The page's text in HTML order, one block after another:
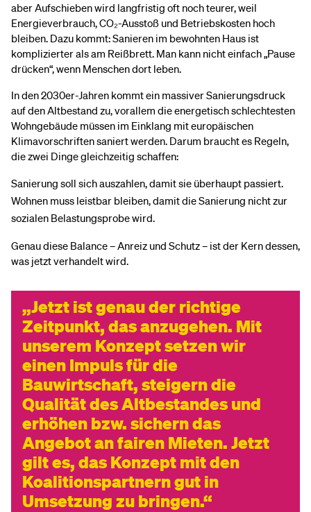
aber Aufschieben wird langfristig oft noch teurer, weil
Energieverbrauch, CO₂-Ausstoß und Betriebskosten hoch
bleiben. Dazu kommt: Sanieren im bewohnten Haus ist
komplizierter als am Reißbrett. Man kann nicht einfach „Pause
drücken“, wenn Menschen dort leben.
In den 2030er-Jahren kommt ein massiver Sanierungsdruck
auf den Altbestand zu, vorallem die energetisch schlechtesten
Wohngebäude müssen im Einklang mit europäischen
Klimavorschriften saniert werden. Darum braucht es Regeln,
die zwei Dinge gleichzeitig schaffen:
Sanierung soll sich auszahlen, damit sie überhaupt passiert.
Wohnen muss leistbar bleiben, damit die Sanierung nicht zur
sozialen Belastungsprobe wird.
Genau diese Balance – Anreiz und Schutz – ist der Kern dessen,
was jetzt verhandelt wird.
Jetzt ist genau der richtige
Zeitpunkt, das anzugehen. Mit
unserem Konzept setzen wir
einen Impuls für die
Bauwirtschaft, steigern die
Qualität des Altbestandes und
erhöhen bzw. sichern das
Angebot an fairen Mieten. Jetzt
gilt es, das Konzept mit den
Koalitionspartnern gut in
Umsetzung zu bringen.